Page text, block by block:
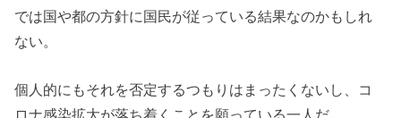
では国や都の方針に国民が従っている結果なのかもしれ
ない。
個人的にもそれを否定するつもりはまったくないし、コ
ロナ感染拡大が落ち着くことを願っている一人だ。